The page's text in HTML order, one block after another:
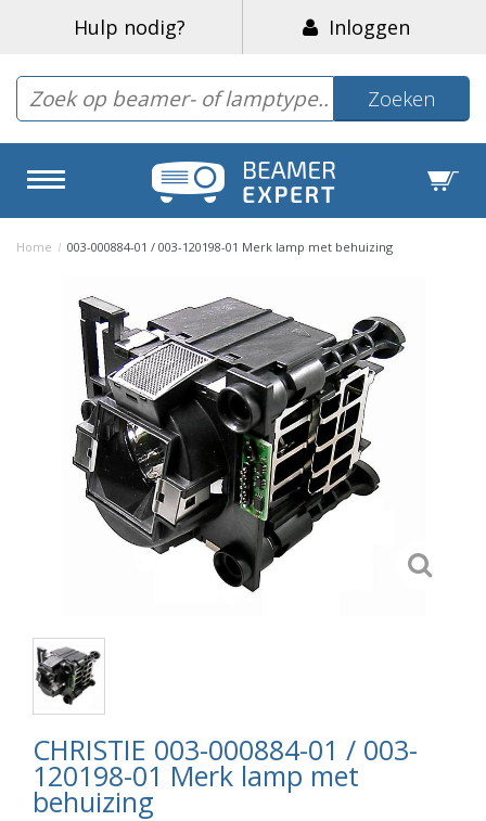
Hulp nodig? Inloggen
Zoeken
Home / 003-000884-01 / 003-120198-01 Merk lamp met behuizing
CHRISTIE 003-000884-01 / 003-
120198-01 Merk lamp met
behuizing